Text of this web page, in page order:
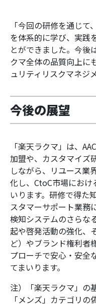
「今回の研修を通じ
を体系的に学び、実践
とができました。今後
クマ全体の品質向上に
ュリティリスクマネジ
今後の展望
「楽天ラクマ」は、
加盟や、カスタマイズ
しながら、リユース業
化し、CtoC市場におけ
いります。研修で得た
スタマーサポート業務
検知システムのさらな
起や啓発活動の強化、
ど）やブランド権利者
プローチで安心・安全
てまいります。
注）「楽天ラクマ」の
「メンズ」カテゴリ